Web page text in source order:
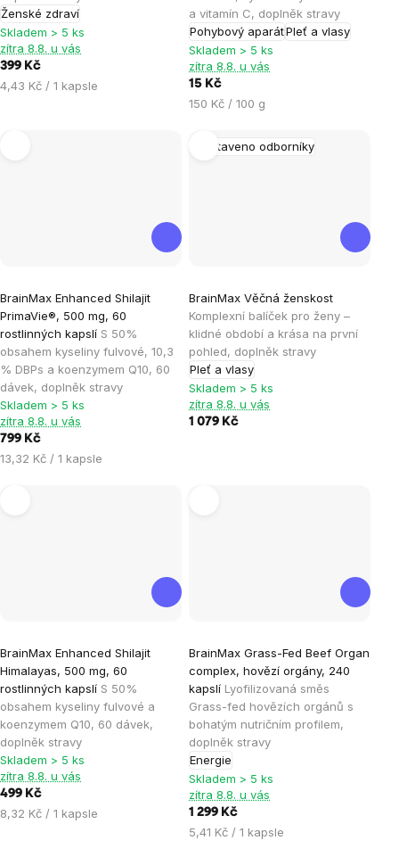
Ženské zdraví
z
5
hvězdiček.
Skladem > 5 ks
zítra 8.8. u vás
399 Kč
Měrná
4,43 Kč / 1 kapsle
a vitamín C, doplněk stravy
Pohybový aparátPleť a vlasy
Skladem > 5 ks
zítra 8.8. u vás
15 Kč
Měrná
150 Kč / 100 g
BrainMax Enhanced Shilajit
PrimaVie®, 500 mg, 60
rostlinných kapslí S 50%
obsahem kyseliny fulvové, 10,3
% DBPs a koenzymem Q10, 60
dávek, doplněk stravy
hodnocení
produktu
je
5,0
z
5
hvězdiček.
Skladem > 5 ks
zítra 8.8. u vás
799 Kč
Měrná
13,32 Kč / 1 kapsle
Sestaveno odborníky
BrainMax Věčná ženskost
Komplexní balíček pro ženy –
klidné období a krása na první
pohled, doplněk stravy
Pleť a vlasy
hodnocení
produktu
je
5,0
z
5
Skladem > 5 ks
zítra 8.8. u vás
1 079 Kč
BrainMax Enhanced Shilajit
Himalayas, 500 mg, 60
rostlinných kapslí S 50%
obsahem kyseliny fulvové a
koenzymem Q10, 60 dávek,
doplněk stravy
hodnocení
produktu
je
5,0
z
5
hvězdiček.
Skladem > 5 ks
zítra 8.8. u vás
499 Kč
Měrná
8,32 Kč / 1 kapsle
BrainMax Grass-Fed Beef Organ
complex, hovězí orgány, 240
kapslí Lyofilizovaná směs
Grass-fed hovězích orgánů s
bohatým nutričním profilem,
doplněk stravy
Energie
Skladem > 5 ks
zítra 8.8. u vás
1 299 Kč
Měrná
5,41 Kč / 1 kapsle